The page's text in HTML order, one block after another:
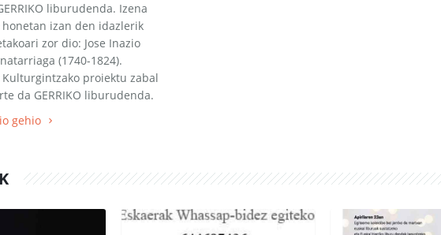
liburudenda. Izena
izan den idazlerik
zor dio: Jose Inazio
(1740-1824).
Kulturgintzako proiektu zabal
da GERRIKO liburudenda.
gehio